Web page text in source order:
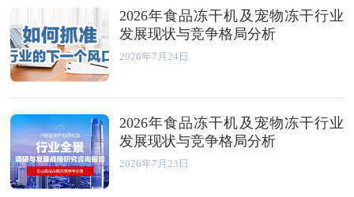
2026年食品冻干机及宠物冻干行业
发展现状与竞争格局分析
2026年7月24日
2026年食品冻干机及宠物冻干行业
发展现状与竞争格局分析
2026年7月23日